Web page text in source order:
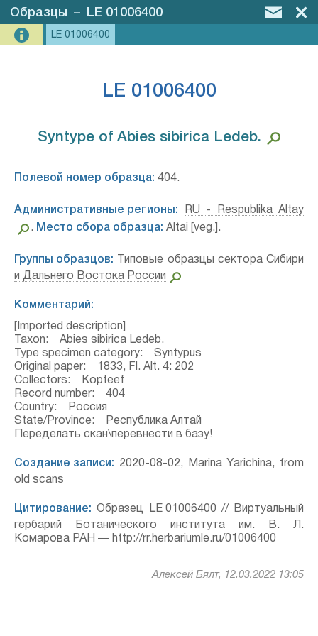
Образцы – LE 01006400
LE 01006400
LE 01006400
Syntype of Abies sibirica Ledeb.⁣
Полевой номер образца: 404.
Административные регионы:
RU - Respublika Altay
. Место сбора образца: Altai [veg.].
Группы образцов:
Типовые образцы сектора Сибири
и Дальнего Востока России
Комментарий:
[Imported description]
Taxon: Abies sibirica Ledeb.
Type specimen category: Syntypus
Original paper: 1833, Fl. Alt. 4: 202
Collectors: Kopteef
Record number: 404
Country: Россия
State/Province: Республика Алтай
Переделать скан\перевнести в базу!
Создание записи: 2020-08-02, Marina Yarichina, from
old scans
Цитирование: Образец LE 01006400 // Виртуальный
гербарий Ботанического института им. В. Л.
Комарова РАН — http://rr.herbariumle.ru/01006400
Алексей Бялт, 12.03.2022 13:05